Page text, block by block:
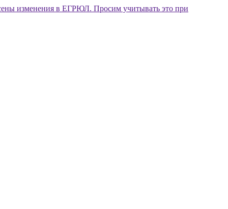
изменения в ЕГРЮЛ. Просим учитывать это при